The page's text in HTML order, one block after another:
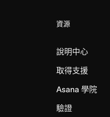
資源
說明中心
取得支援
Asana 學院
驗證